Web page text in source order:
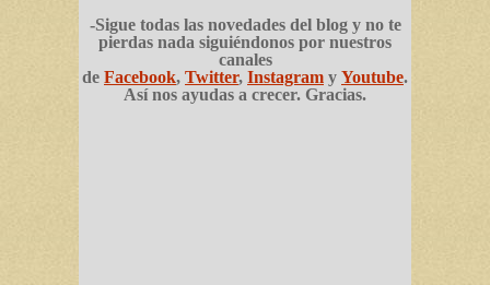
-Sigue todas las novedades del blog y no te
pierdas nada siguiéndonos por nuestros
canales
de Facebook, Twitter, Instagram y Youtube.
Así nos ayudas a crecer. Gracias.